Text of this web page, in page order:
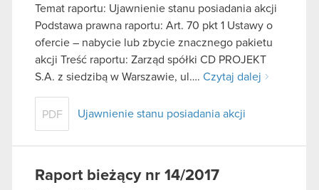
Temat raportu: Ujawnienie stanu posiadania akcji
Podstawa prawna raportu: Art. 70 pkt 1 Ustawy o
ofercie – nabycie lub zbycie znacznego pakietu
akcji Treść raportu: Zarząd spółki CD PROJEKT
S.A. z siedzibą w Warszawie, ul…. Czytaj dalej
PDF Ujawnienie stanu posiadania akcji
Raport bieżący nr 14/2017